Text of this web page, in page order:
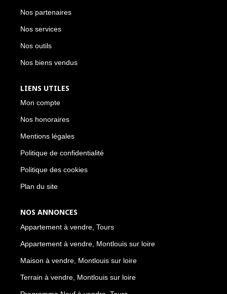
Nos partenaires
Nos services
Nos outils
Nos biens vendus
LIENS UTILES
Mon compte
Nos honoraires
Mentions légales
Politique de confidentialité
Politique des cookies
Plan du site
NOS ANNONCES
Appartement à vendre, Tours
Appartement à vendre, Montlouis sur loire
Maison à vendre, Montlouis sur loire
Terrain à vendre, Montlouis sur loire